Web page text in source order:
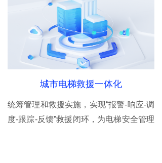
城市电梯救援一体化
统筹管理和救援实施，实现“报警-响应-调
度-跟踪-反馈”救援闭环，为电梯安全管理